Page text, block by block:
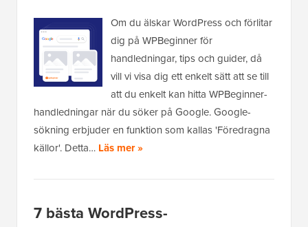
Om du älskar WordPress och förlitar
dig på WPBeginner för
handledningar, tips och guider, då
vill vi visa dig ett enkelt sätt att se till
att du enkelt kan hitta WPBeginner-
handledningar när du söker på Google. Google-
sökning erbjuder en funktion som kallas 'Föredragna
källor'. Detta… Läs mer »
7 bästa WordPress-